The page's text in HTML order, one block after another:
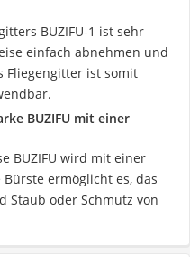
BUZIFU-1 ist sehr
einfach abnehmen und
Fliegengitter ist somit
BUZIFU mit einer
BUZIFU wird mit einer
ermöglicht es, das
Staub oder Schmutz von